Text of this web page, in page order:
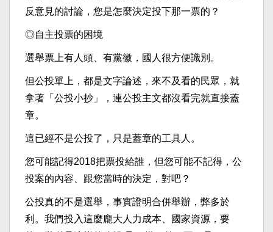
反意見的討論，您是怎麼決定投下那一票的？
◎自主投票的困境
選舉票上有人頭、有黨徽，國人很方便識別。
但公投單上，都是文字論述，來不及看的民眾，就
拿著「公投小抄」，連公投主文都沒看完就直接蓋
章。
這已經不是公投了，只是蓋章的工具人。
您可能記得2018把票投給誰，但您可能不記得，公
投案的內容、跟您當時的決定，對吧？
公投真的不是選舉，事實證明合併舉辦，弊多於
利。我們投入這麼龐大人力成本、國家資源，要